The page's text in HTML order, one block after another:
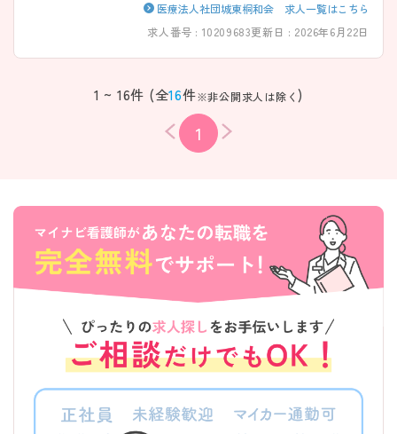
医療法人社団城東桐和会 求人一覧はこちら
求人番号 : 10209683更新日 : 2026年6月22日
1 ~ 16件 (全16件※非公開求人は除く )
1